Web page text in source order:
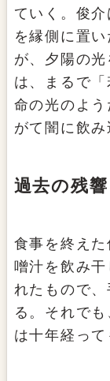
ていく。俊
を縁側に置
が、夕陽の
は、まるで
命の光のよ
がて闇に飲み
過去の残響
食事を終え
噌汁を飲み
れたもので
る。それで
は十年経って